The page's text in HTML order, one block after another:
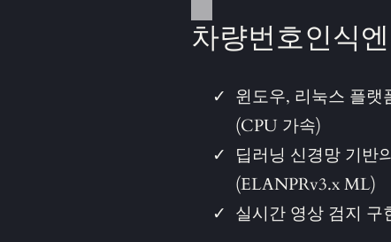
차량번호인식
윈도우, 리눅스 플랫
(CPU 가속)
딥러닝 신경망 기반
(ELANPRv3.x ML)
실시간 영상 검지 구